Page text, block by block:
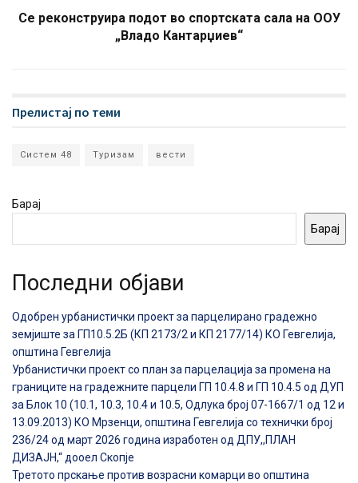
Се реконструира подот во спортската сала на ООУ
„Владо Кантарџиев“
Прелистај по теми
Систем 48 Туризам вести
Барај
Барај
Последни објави
Одобрен урбанистички проект за парцелирано градежно
земјиште за ГП10.5.2Б (КП 2173/2 и КП 2177/14) КО Гевгелија,
општина Гевгелија
Урбанистички проект со план за парцелација за промена на
границите на градежните парцели ГП 10.4.8 и ГП 10.4.5 од ДУП
за Блок 10 (10.1, 10.3, 10.4 и 10.5, Одлука број 07-1667/1 од 12 и
13.09.2013) КО Мрзенци, општина Гевгелија со технички број
236/24 од март 2026 година изработен од ДПУ,,ПЛАН
ДИЗАЈН,“ дооел Скопје
Третото прскање против возрасни комарци во општина